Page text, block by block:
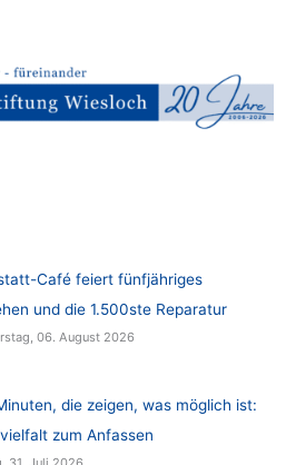
Café feiert fünfjähriges
und die 1.500ste Reparatur
06. August 2026
die zeigen, was möglich ist:
zum Anfassen